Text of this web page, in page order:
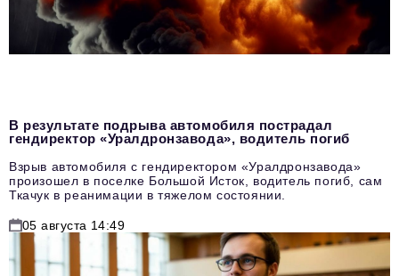
В результате подрыва автомобиля пострадал
гендиректор «Уралдронзавода», водитель погиб
Взрыв автомобиля с гендиректором «Уралдронзавода»
произошел в поселке Большой Исток, водитель погиб, сам
Ткачук в реанимации в тяжелом состоянии.
05 августа 14:49